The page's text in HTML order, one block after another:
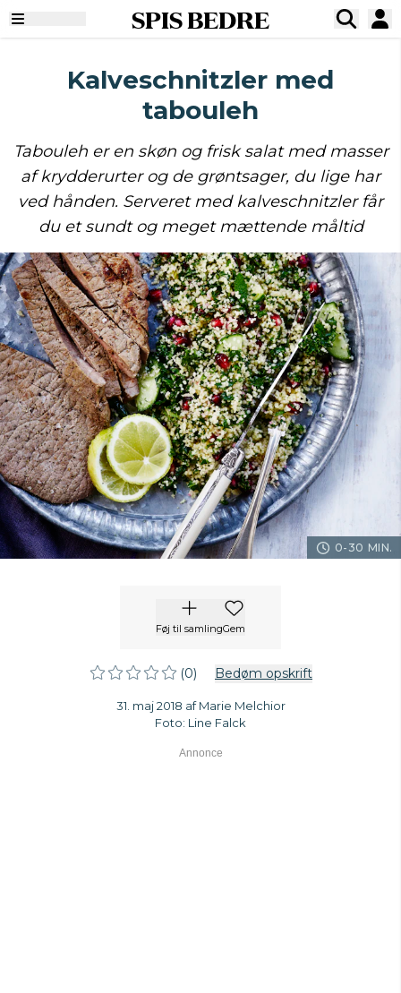
SPIS BEDRE
Kalveschnitzler med
tabouleh
Tabouleh er en skøn og frisk salat med masser
af krydderurter og de grøntsager, du lige har
ved hånden. Serveret med kalveschnitzler får
du et sundt og meget mættende måltid
0-30 MIN.
Føj til samlingGem
(0) Bedøm opskrift
31. maj 2018 af Marie Melchior
Foto: Line Falck